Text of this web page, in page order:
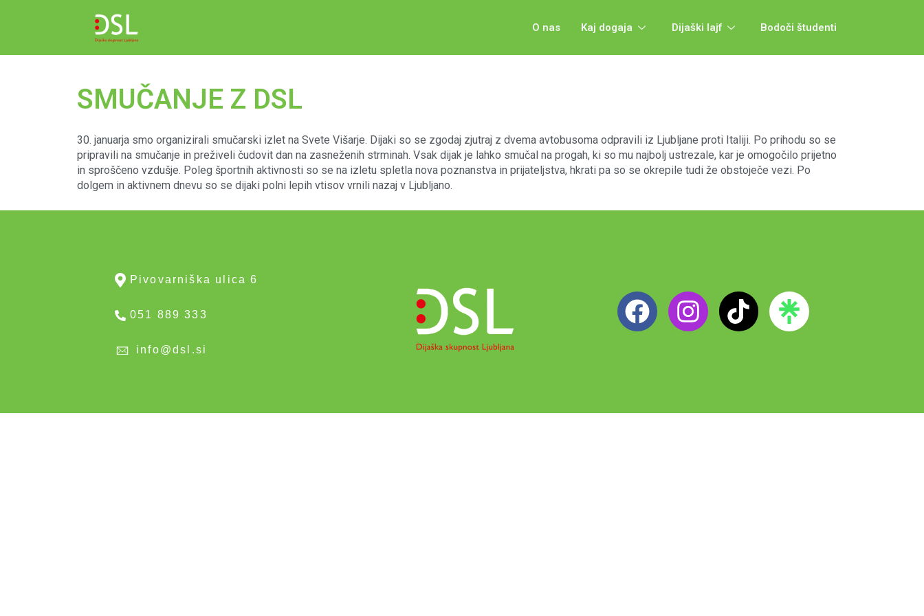
O nas Kaj dogaja Dijaški lajf Bodoči študenti
SMUČANJE Z DSL
30. januarja smo organizirali smučarski izlet na Svete Višarje. Dijaki so se zgodaj zjutraj z dvema avtobusoma odpravili iz Ljubljane proti Italiji. Po prihodu so se
pripravili na smučanje in preživeli čudovit dan na zasneženih strminah. Vsak dijak je lahko smučal na progah, ki so mu najbolj ustrezale, kar je omogočilo prijetno
in sproščeno vzdušje. Poleg športnih aktivnosti so se na izletu spletla nova poznanstva in prijateljstva, hkrati pa so se okrepile tudi že obstoječe vezi. Po
dolgem in aktivnem dnevu so se dijaki polni lepih vtisov vrnili nazaj v Ljubljano.
Pivovarniška ulica 6
051 889 333
info@dsl.si